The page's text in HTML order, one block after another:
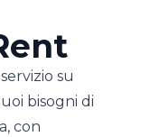
su
bisogni di
con